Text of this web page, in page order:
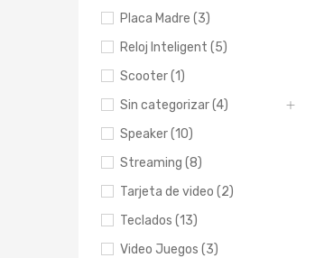
Placa Madre (3)
Reloj Inteligent (5)
Scooter (1)
Sin categorizar (4)
Speaker (10)
Streaming (8)
Tarjeta de video (2)
Teclados (13)
Video Juegos (3)